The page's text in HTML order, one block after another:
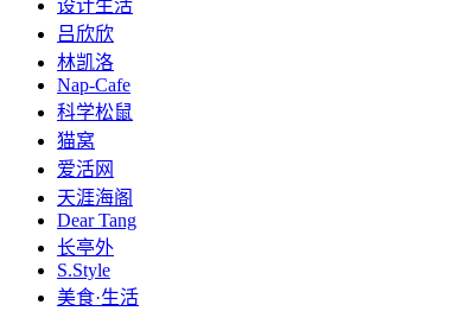
设计生活
吕欣欣
林凯洛
Nap-Cafe
科学松鼠
猫窝
爱活网
天涯海阁
Dear Tang
长亭外
S.Style
美食·生活